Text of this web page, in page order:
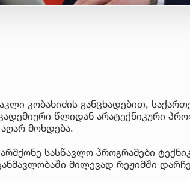
კობახიძის განცხადებით,
წლიდან არატექნიკური
მოხდება.
სასწავლო პროგრამები
მილევად რეჟიმში